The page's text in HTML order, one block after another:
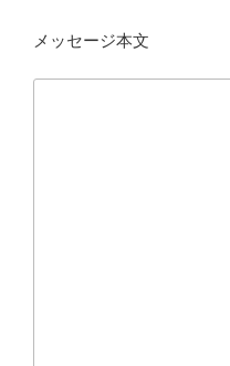
メッセージ本文